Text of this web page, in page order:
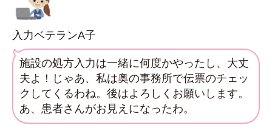
入力ベテランA子
施設の処方入力は一緒に何度かやったし、大丈
夫よ！じゃあ、私は奥の事務所で伝票のチェッ
クしてくるわね。後はよろしくお願いします。
あ、患者さんがお見えになったわ。